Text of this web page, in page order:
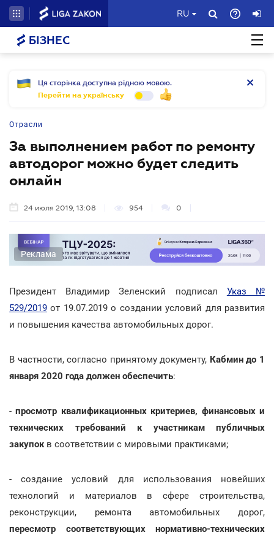
RU
БІЗНЕС
Ця сторінка доступна рідною мовою.
Перейти на українську
Отрасли
За выполнением работ по ремонту
автодорог можно будет следить
онлайн
24 июля 2019, 13:08 954 0
Реклама
Президент Владимир Зеленский подписал Указ №
529/2019 от 19.07.2019 о создании условий для развития
и повышения качества автомобильных дорог.
В частности, согласно принятому документу, Кабмин до 1
января 2020 года должен обеспечить:
-просмотр квалификационных критериев, финансовых и
технических требований к участникам публичных
закупокв соответствии с мировыми практиками;
- создание условий для использования новейших
технологий и материалов в сфере строительства,
реконструкции, ремонта автомобильных дорог,
пересмотр соответствующих нормативно-технических